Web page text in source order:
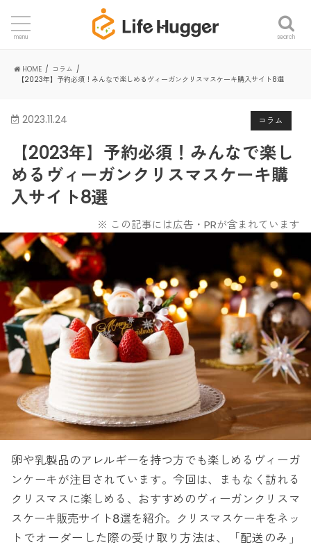
search
menu
HOME
コラム
【2023年】予約必須！みんなで楽しめるヴィーガンクリスマスケーキ購入サイト8選
コラム
2023.11.24
【2023年】予約必須！みんなで楽し
めるヴィーガンクリスマスケーキ購
入サイト8選
※ この記事には広告・PRが含まれています
卵や乳製品のアレルギーを持つ方でも楽しめるヴィーガ
ンケーキが注目されています。今回は、まもなく訪れる
クリスマスに楽しめる、おすすめのヴィーガンクリスマ
スケーキ販売サイト8選を紹介。クリスマスケーキをネッ
トでオーダーした際の受け取り方法は、「配送のみ」